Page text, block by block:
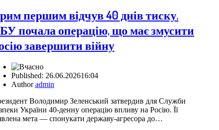
першим відчув 40 днів тиску.
почала операцію, що має змусити
завершити війну
Published: 26.06.202616:04
Authoradmin
Володимир Зеленський затвердив для Служби
України 40-денну операцію впливу на Росію. Її
мета — спонукати державу-агресора до…